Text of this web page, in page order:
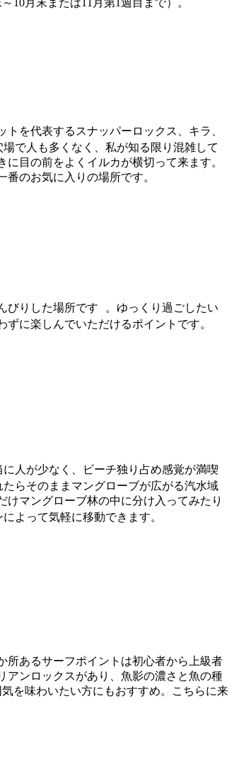
を代表するスナッパーロックス、キラ、
で人も多くなく、私が知る限り混雑して
目の前をよくイルカが横切って来ます。
のお気に入りの場所です。
びりした場所です 。ゆっくり過ごしたい
に楽しんでいただけるポイントです。
人が少なく、ビーチ独り占め感覚が満喫
らそのままマングローブが広がる汽水域
マングローブ林の中に分け入ってみたり
よって気軽に移動できます。
所あるサーフポイントは初心者から上級者
アンロックスがあり、魚影の濃さと魚の種
を味わいたい方にもおすすめ。​こちらに来